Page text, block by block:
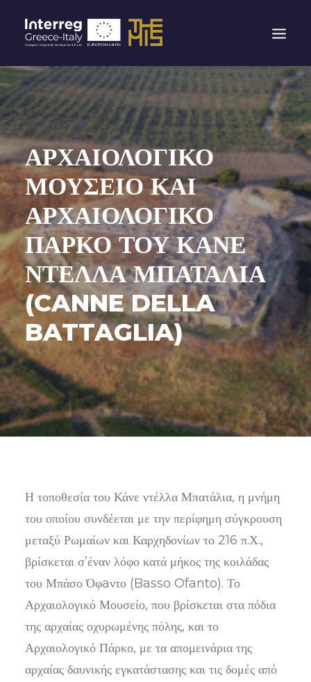
ΑΡΧΙΚΉ
ΤΟ ΈΡΓΟ THEMIS
ΤΑ ΛΙΜΆΝΙΑ
ΔΡΟΜΟΛΌΓΙΑ
ΕΜΠΕΙΡΊΕΣ
ΕΠΙΚΟΙΝΩΝΊΑ
ΝΈΟΙ ΚΑΝΌΝΕΣ ΓΙΑ ΤΟΥΣ ΑΣΤΥΝΟΜΙΚΟΎΣ ΕΛΈΓΧΟΥΣ
ΣΤΑ ΣΎΝΟΡΑ
SEARCH
ΑΡΧΑΙΟΛΟΓΙΚΟ
ΜΟΥΣΕΙΟ ΚΑΙ
ΑΡΧΑΙΟΛΟΓΙΚΟ
ΠΑΡΚΟ ΤΟΥ ΚΑΝΕ
ΝΤΕΛΛΑ ΜΠΑΤΑΛΙΑ
(CANNE DELLA
BATTAGLIA)
Η τοποθεσία του Κάνε ντέλλα Μπατάλια, η μνήμη
του οποίου συνδέεται με την περίφημη σύγκρουση
μεταξύ Ρωμαίων και Καρχηδονίων το 216 π.Χ.,
βρίσκεται σ’έναν λόφο κατά μήκος της κοιλάδας
του Μπάσο Όφaντο (Basso Ofanto). Το
Αρχαιολογικό Μουσείο, που βρίσκεται στα πόδια
της αρχαίας οχυρωμένης πόλης, και το
Αρχαιολογικό Πάρκο, με τα απομεινάρια της
αρχαίας δαυνικής εγκατάστασης και τις δομές από